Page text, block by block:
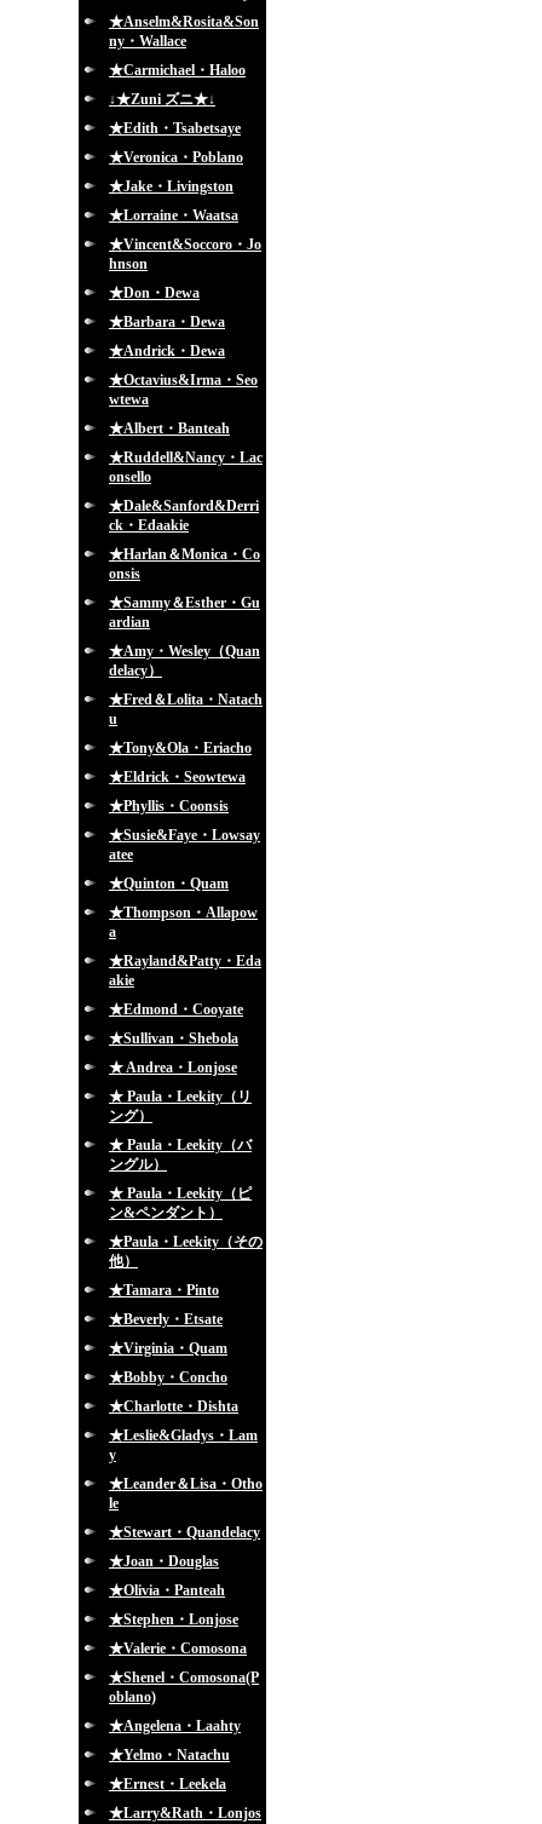
★Anselm&Rosita&Son
ny・Wallace
★Carmichael・Haloo
↓★Zuni ズニ★↓
★Edith・Tsabetsaye
★Veronica・Poblano
★Jake・Livingston
★Lorraine・Waatsa
★Vincent&Soccoro・Jo
hnson
★Don・Dewa
★Barbara・Dewa
★Andrick・Dewa
★Octavius&Irma・Seo
wtewa
★Albert・Banteah
★Ruddell&Nancy・Lac
onsello
★Dale&Sanford&Derri
ck・Edaakie
★Harlan＆Monica・Co
onsis
★Sammy＆Esther・Gu
ardian
★Amy・Wesley（Quan
delacy）
★Fred＆Lolita・Natach
u
★Tony&Ola・Eriacho
★Eldrick・Seowtewa
★Phyllis・Coonsis
★Susie&Faye・Lowsay
atee
★Quinton・Quam
★Thompson・Allapow
a
★Rayland&Patty・Eda
akie
★Edmond・Cooyate
★Sullivan・Shebola
★ Andrea・Lonjose
★ Paula・Leekity（リ
ング）
★ Paula・Leekity（バ
ングル）
★ Paula・Leekity（ピ
ン&ペンダント）
★Paula・Leekity（その
他）
★Tamara・Pinto
★Beverly・Etsate
★Virginia・Quam
★Bobby・Concho
★Charlotte・Dishta
★Leslie&Gladys・Lam
y
★Leander＆Lisa・Otho
le
★Stewart・Quandelacy
★Joan・Douglas
★Olivia・Panteah
★Stephen・Lonjose
★Valerie・Comosona
★Shenel・Comosona(P
oblano)
★Angelena・Laahty
★Yelmo・Natachu
★Ernest・Leekela
★Larry&Rath・Lonjos